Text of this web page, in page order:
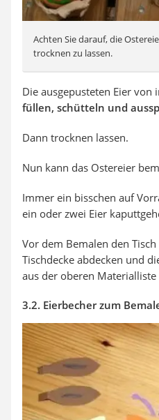
Achten Sie darauf, die
trocknen zu lassen.
Die ausgepusteten Eier von
füllen, schütteln und
Dann trocknen lassen.
Nun kann das Ostereier
Immer ein bisschen auf
ein oder zwei Eier
Vor dem Bemalen den
Tischdecke abdecken und
aus der oberen
3.2. Eierbecher zum